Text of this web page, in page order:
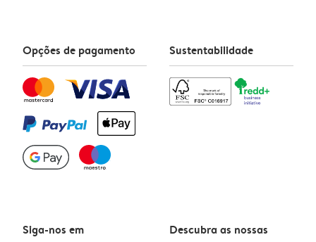
Opções de pagamento Sustentabilidade
Siga-nos em
Descubra as nossas